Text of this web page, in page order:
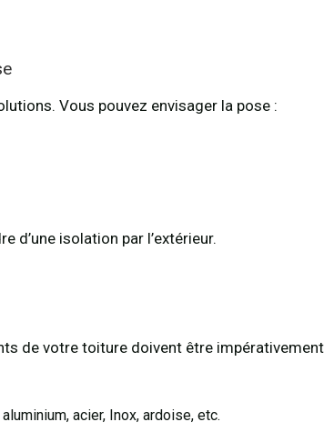
Vous pouvez envisager la pose :
d’une isolation par l’extérieur.
de votre toiture doivent être impérativement
acier, Inox, ardoise, etc.